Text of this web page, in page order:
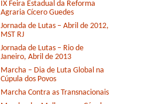
IX Feira Estadual da Reforma
Agraria Cícero Guedes
Jornada de Lutas – Abril de 2012,
MST RJ
Jornada de Lutas – Rio de
Janeiro, Abril de 2013
Marcha – Dia de Luta Global na
Cúpula dos Povos
Marcha Contra as Transnacionais